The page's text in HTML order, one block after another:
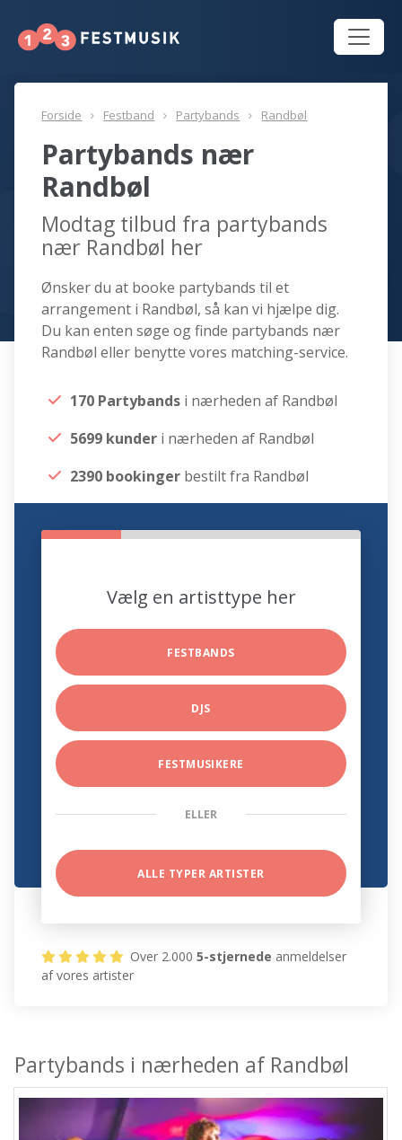
Forside Festband Partybands Randbøl
Partybands nær
Randbøl
Modtag tilbud fra partybands
nær Randbøl her
Ønsker du at booke partybands til et
arrangement i Randbøl, så kan vi hjælpe dig.
Du kan enten søge og finde partybands nær
Randbøl eller benytte vores matching-service.
170 Partybands i nærheden af Randbøl
5699 kunder i nærheden af Randbøl
2390 bookinger bestilt fra Randbøl
Vælg en artisttype her
FESTBANDS
DJS
FESTMUSIKERE
ELLER
ALLE TYPER ARTISTER
Over 2.0005-stjernede anmeldelser
af vores artister
Partybands i nærheden af Randbøl